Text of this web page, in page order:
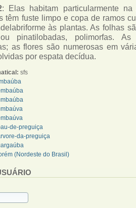
: Elas habitam particularmente
têm fuste limpo e copa de ramos
às plantas. As folhas
pinatilobadas, polimorfas.
as flores são numerosas em
por espata decídua.
sfs
de-preguiça
da-preguiça
(Nordeste do Brasil)